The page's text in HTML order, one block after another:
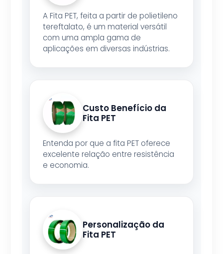
A Fita PET, feita a partir de polietileno
tereftalato, é um material versátil
com uma ampla gama de
aplicações em diversas indústrias.
Custo Benefício da
Fita PET
Entenda por que a fita PET oferece
excelente relação entre resistência
e economia.
Personalização da
Fita PET